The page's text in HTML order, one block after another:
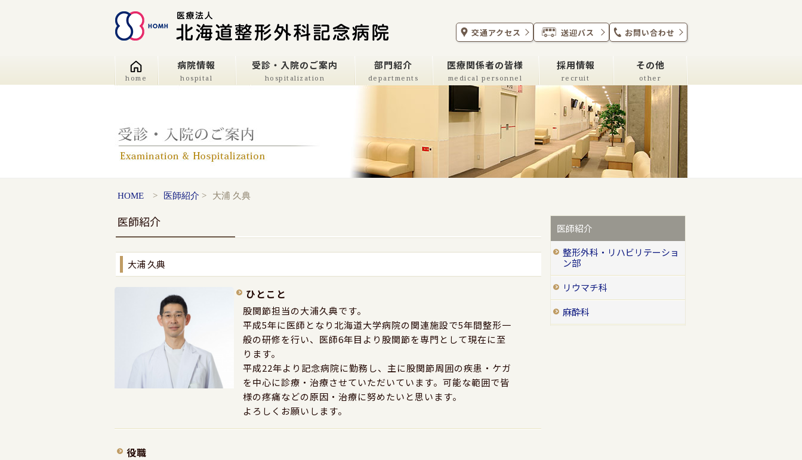
交通アクセス 送迎バス お問い合わせ
home
病院情報
hospital
受診・入院のご案内
hospitalization
部門紹介
departments
医療関係者の皆様
medical personnel
採用情報
recruit
その他
other
HOME > 医師紹介 > 大浦 久典
医師紹介
大浦 久典
ひとこと
股関節担当の大浦久典です。
平成5年に医師となり北海道大学病院の関連施設で5年間整形一
般の研修を行い、医師6年目より股関節を専門として現在に至
ります。
平成22年より記念病院に勤務し、主に股関節周囲の疾患・ケガ
を中心に診療・治療させていただいています。可能な範囲で皆
様の疼痛などの原因・治療に努めたいと思います。
よろしくお願いします。
役職
医師紹介
整形外科・リハビリテーショ
ン部
リウマチ科
麻酔科